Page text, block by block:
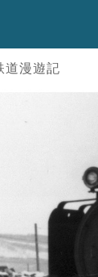
道漫遊記